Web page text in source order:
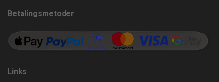
Betalingsmetoder
Links